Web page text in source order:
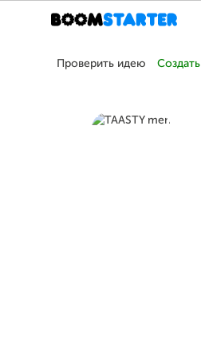
Проверить идею Создать